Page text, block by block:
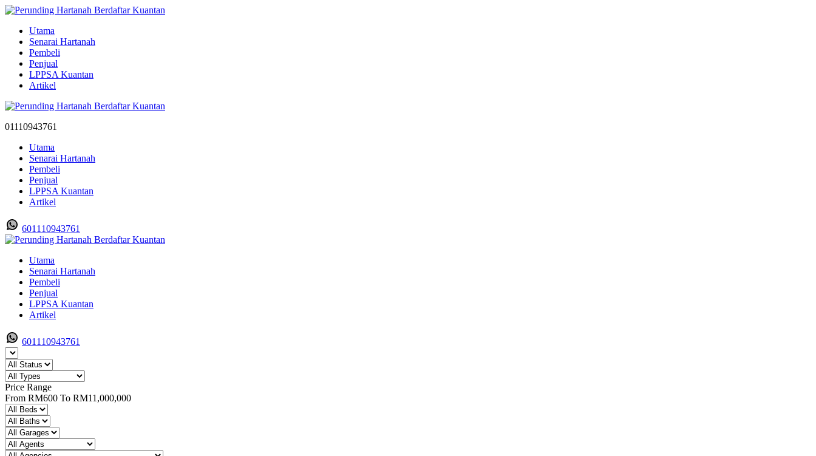
Utama
Senarai Hartanah
Pembeli
Penjual
LPPSA Kuantan
Artikel
01110943761
Utama
Senarai Hartanah
Pembeli
Penjual
LPPSA Kuantan
Artikel
601110943761
Utama
Senarai Hartanah
Pembeli
Penjual
LPPSA Kuantan
Artikel
601110943761
Price Range
From RM600 To RM11,000,000